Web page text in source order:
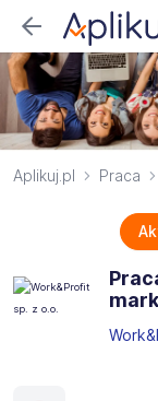
Aplikuj.pl Praca